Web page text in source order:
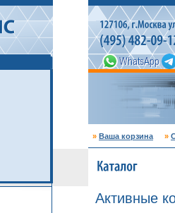
» Ваша корзина »
Активные